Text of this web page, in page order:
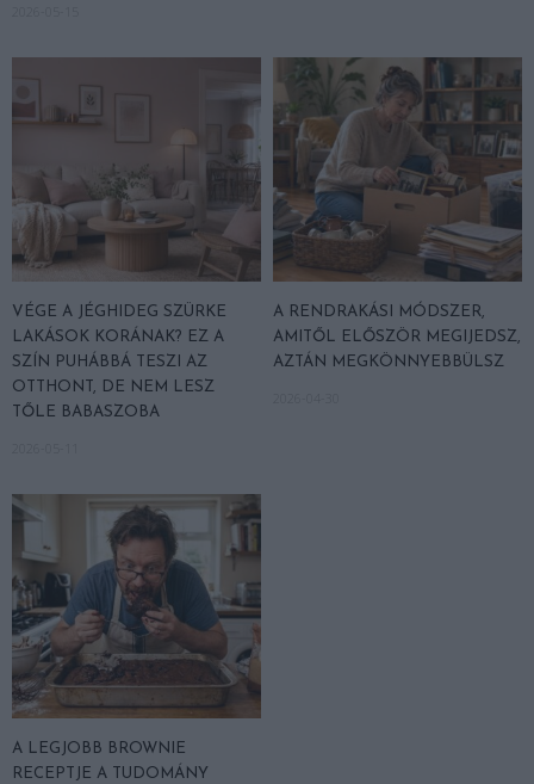
VÉGE A JÉGHIDEG SZÜRKE
LAKÁSOK KORÁNAK? EZ A
SZÍN PUHÁBBÁ TESZI AZ
OTTHONT, DE NEM LESZ
TŐLE BABASZOBA
A RENDRAKÁSI MÓDSZER,
AMITŐL ELŐSZÖR MEGIJEDSZ,
AZTÁN MEGKÖNNYEBBÜLSZ
A LEGJOBB BROWNIE
RECEPTJE A TUDOMÁNY